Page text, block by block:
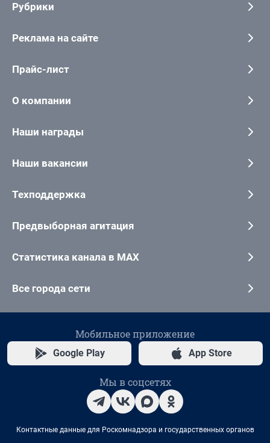
Рубрики
Реклама на сайте
Прайс-лист
О компании
Наши награды
Наши вакансии
Техподдержка
Предвыборная агитация
Статистика канала в MAX
Все города сети
Мобильное приложение
Google Play App Store
Мы в соцсетях
Контактные данные для Роскомнадзора и государственных органов